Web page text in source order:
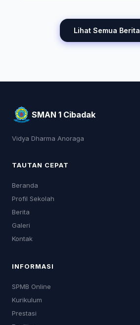
Lihat Semua Berita
SMAN 1 Cibadak
Vidya Dharma Anoraga
TAUTAN CEPAT
Beranda
Profil Sekolah
Berita
Galeri
Kontak
INFORMASI
SPMB Online
Kurikulum
Prestasi